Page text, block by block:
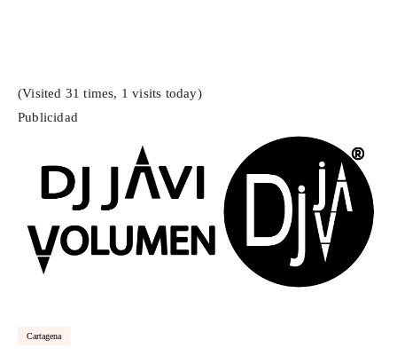
(Visited 31 times, 1 visits today)
Publicidad
Cartagena